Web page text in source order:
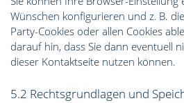
Wünschen konfigurieren und z. B.
Party-Cookies oder allen Cookies
darauf hin, dass Sie dann eventuell
dieser Kontaktseite nutzen können.
5.2 Rechtsgrundlagen und